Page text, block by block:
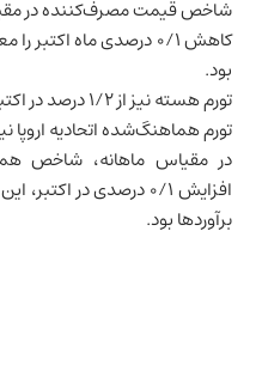
کاهش ۰/۱ درصدی ماه
بود.
تورم هسته نیز از ۱/۲ درصد در اکتبر به ۱/۰ درصد کاهش یافت.
تورم هماهنگ‌شده اتحادیه اروپا نیز
در مقیاس ماهانه، شاخص
برآوردها بود.